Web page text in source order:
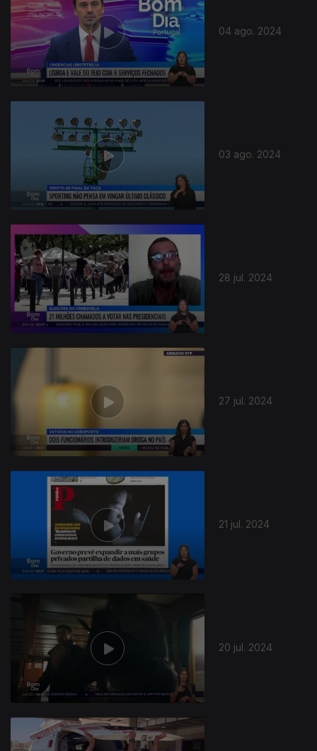
04 ago. 2024
03 ago. 2024
28 jul. 2024
27 jul. 2024
21 jul. 2024
20 jul. 2024